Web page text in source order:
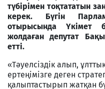
түбірімен тоқтататын
керек. Бүгін
отырысында Үкімет
жолдаған депутат
етті.
«Тәуелсіздік алып,
ертеңімізге деген
қалыптастырып жатқан